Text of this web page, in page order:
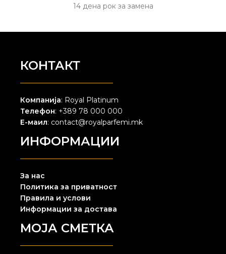
14 дена рок за замена
КОНТАКТ
Компанија: Royal Platinum
Телефон: +389 78 000 000
Е-маил: contact@royalparfemi.mk
ИНФОРМАЦИИ
За нас
Политика за приватност
Правила и услови
Информации за достава
МОЈА СМЕТКА